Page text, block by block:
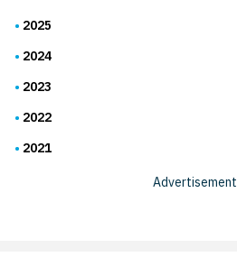
2025
2024
2023
2022
2021
Advertisement